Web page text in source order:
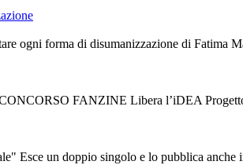
ogni forma di disumanizzazione di Fatima
FANZINE Libera l’iDEA
un doppio singolo e lo pubblica anche